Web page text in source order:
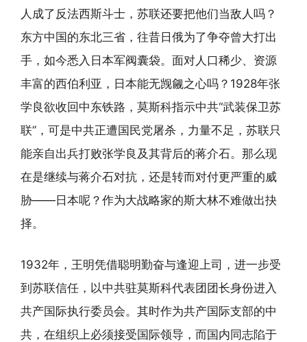
人成了反法西斯斗士，苏联还要把他们当敌人吗？
东方中国的东北三省，往昔日俄为了争夺曾大打出
手，如今悉入日本军阀囊袋。面对人口稀少、资源
丰富的西伯利亚，日本能无觊觎之心吗？1928年张
学良欲收回中东铁路，莫斯科指示中共“武装保卫苏
联”，可是中共正遭国民党屠杀，力量不足，苏联只
能亲自出兵打败张学良及其背后的蒋介石。那么现
在是继续与蒋介石对抗，还是转而对付更严重的威
胁——日本呢？作为大战略家的斯大林不难做出抉
择。
1932年，王明凭借聪明勤奋与逢迎上司，进一步受
到苏联信任，以中共驻莫斯科代表团团长身份进入
共产国际执行委员会。其时作为共产国际支部的中
共，在组织上必须接受国际领导，而国内同志陷于